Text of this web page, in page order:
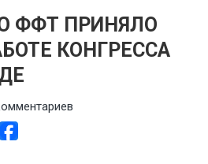
ФФТ ПРИНЯЛО
КОНГРЕССА